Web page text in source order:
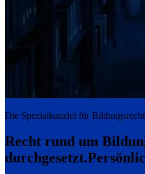
Die Spezialkanzlei für
Recht rund um
durchgesetzt.